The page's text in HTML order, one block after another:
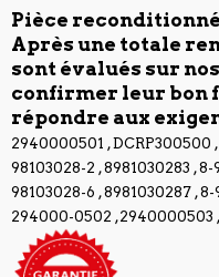
Pièce
Après une totale
sont évalués sur
confirmer leur bon
répondre aux
2940000501 , DCRP300500
98103028-2 , 8981030283 ,
98103028-6 , 8981030287 ,
294000-0502 ,2940000503